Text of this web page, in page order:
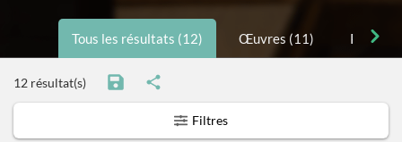
Tous les résultats (12) Œuvres (11)
12 résultat(s)
Filtres